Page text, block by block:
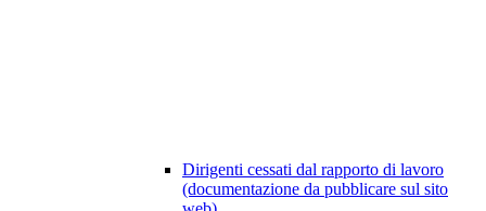
Dirigenti cessati dal rapporto di lavoro
(documentazione da pubblicare sul sito